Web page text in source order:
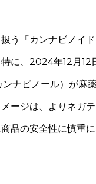
う「カンナビノイ
に、2024年12月
ナビノール）が麻
ージは、よりネガ
品の安全性に慎重